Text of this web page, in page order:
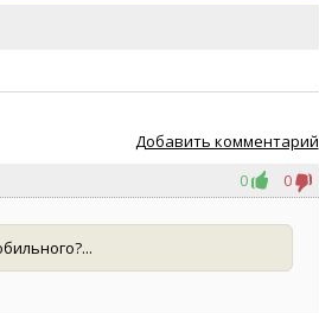
Добавить комментарий
0 0